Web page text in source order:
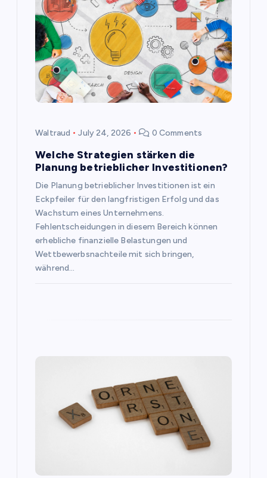
Waltraud July 24, 2026 0 Comments
Welche Strategien stärken die
Planung betrieblicher Investitionen?
Die Planung betrieblicher Investitionen ist ein
Eckpfeiler für den langfristigen Erfolg und das
Wachstum eines Unternehmens.
Fehlentscheidungen in diesem Bereich können
erhebliche finanzielle Belastungen und
Wettbewerbsnachteile mit sich bringen,
während…